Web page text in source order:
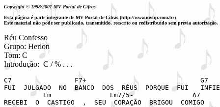
Copyright © 1998-2001 MV Portal de Cifras
Esta página é parte integrante de MV Portal de Cifras (http://www.mvhp.com.br)
Este material não pode ser publicado, transmitido, reescrito ou redistribuído sem prévia autorização.
Réu Confesso
Grupo: Herlon
Tom: C
Introdução: C / % . . .
C7                F7+                             G7
FUI  JULGADO  NO  BANCO  DOS  RÉUS  PORQUE  FUI
          Em               Em7/5-               A7
RECEBI  O  CASTIGO  ,  SEU  CORAÇÃO  BRIGOU  COMIGO